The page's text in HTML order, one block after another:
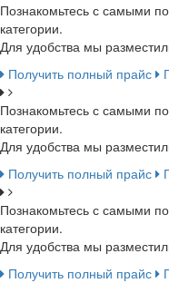
Познакомьтесь с самыми
категории.
Для удобства мы
Получить полный прайс
Познакомьтесь с самыми
категории.
Для удобства мы
Получить полный прайс
Познакомьтесь с самыми
категории.
Для удобства мы
Получить полный прайс